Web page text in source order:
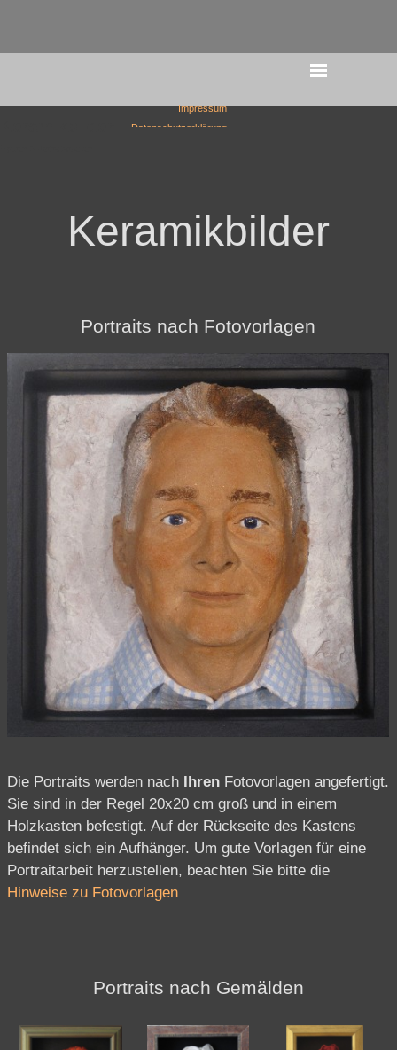
Impressum
Datenschutzerklärung
Keramikbilder
Portraits nach Fotovorlagen
Die Portraits werden nach Ihren Fotovorlagen angefertigt.
Sie sind in der Regel 20x20 cm groß und in einem
Holzkasten befestigt. Auf der Rückseite des Kastens
befindet sich ein Aufhänger. Um gute Vorlagen für eine
Portraitarbeit herzustellen, beachten Sie bitte die
Hinweise zu Fotovorlagen
Portraits nach Gemälden